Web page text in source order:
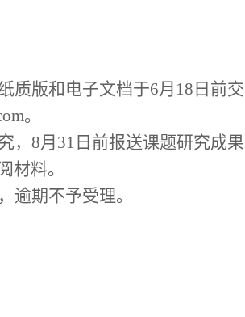
质版和电子文档于6月 18 日前
。
， 8月31日前报送课题研究成
材料。
逾期不予受理。